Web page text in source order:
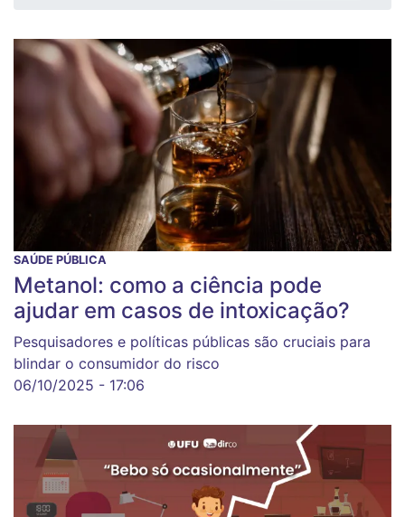
SAÚDE PÚBLICA
Metanol: como a ciência pode
ajudar em casos de intoxicação?
Pesquisadores e políticas públicas são cruciais para
blindar o consumidor do risco
06/10/2025 - 17:06